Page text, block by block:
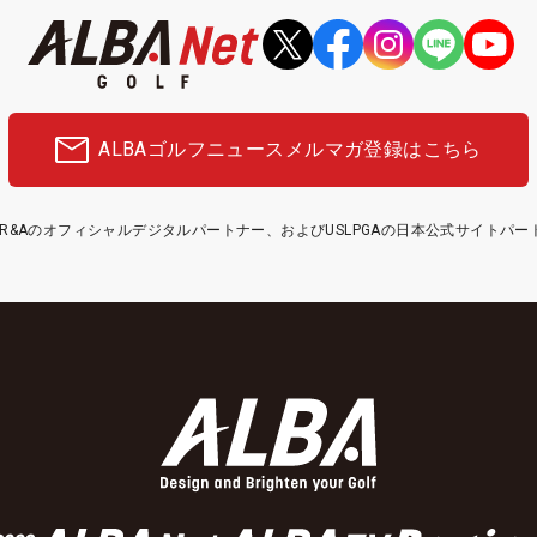
ALBAゴルフニュース メルマガ登録はこちら
のオフィシャルデジタルパートナー、およびUSLPGAの日本公式サイトパー